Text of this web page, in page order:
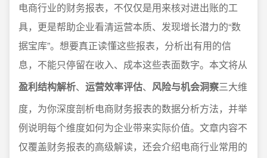
电商行业的财务报表，不仅仅是用来核对进出账的工
具，更是帮助企业看清运营本质、发现增长潜力的“数
据宝库”。想要真正读懂这些报表，分析出有用的信
息，不能只停留在收入、成本这些表面数字。本文将从
盈利结构解析、 运营效率评估、 风险与机会洞察三大维
度，为你深度剖析电商财务报表的数据分析方法，并举
例说明每个维度如何为企业带来实际价值。文章内容不
仅覆盖财务报表的高级解读，还会介绍电商行业常用的